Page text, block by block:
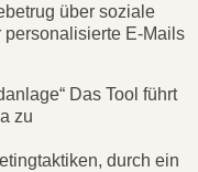
über soziale
personalisierte E-Mails
Das Tool führt
zu
durch ein